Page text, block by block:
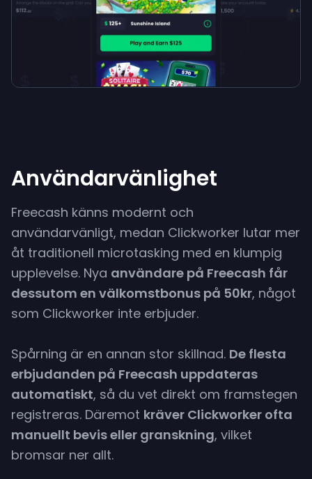
Användarvänlighet
Freecash känns modernt och
användarvänligt, medan Clickworker lutar mer
åt traditionell microtasking med en klumpig
upplevelse. Nya användare på Freecash får
dessutom en välkomstbonus på 50kr, något
som Clickworker inte erbjuder.
Spårning är en annan stor skillnad. De flesta
erbjudanden på Freecash uppdateras
automatiskt, så du vet direkt om framstegen
registreras. Däremot kräver Clickworker ofta
manuellt bevis eller granskning, vilket
bromsar ner allt.